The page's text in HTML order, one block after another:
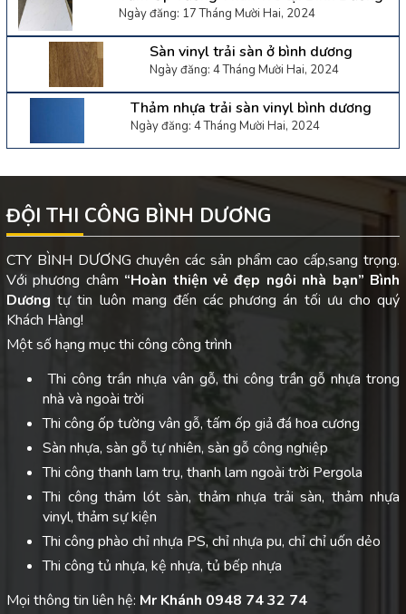
Ngày đăng: 17 Tháng Mười Hai, 2024
Sàn vinyl trải sàn ở bình dương
Ngày đăng: 4 Tháng Mười Hai, 2024
Thảm nhựa trải sàn vinyl bình dương
Ngày đăng: 4 Tháng Mười Hai, 2024
ĐỘI THI CÔNG BÌNH DƯƠNG
CTY BÌNH DƯƠNG chuyên các sản phẩm cao cấp,sang trọng.
Với phương châm “Hoàn thiện vẻ đẹp ngôi nhà bạn” Bình
Dươngtự tin luôn mang đến các phương án tối ưu cho quý
Khách Hàng!
Một số hạng mục thi công công trình
Thi công trần nhựa vân gỗ, thi công trần gỗ nhựa trong
nhà và ngoài trời
Thi công ốp tường vân gỗ, tấm ốp giả đá hoa cương
Sàn nhựa, sàn gỗ tự nhiên, sàn gỗ công nghiệp
Thi công thanh lam trụ, thanh lam ngoài trời Pergola
Thi công thảm lót sàn, thảm nhựa trải sàn, thảm nhựa
vinyl, thảm sự kiện
Thi công phào chỉ nhựa PS, chỉ nhựa pu, chỉ chỉ uốn dẻo
Thi công tủ nhựa, kệ nhựa, tủ bếp nhựa
Mọi thông tin liên hệ: Mr Khánh 0948 74 32 74